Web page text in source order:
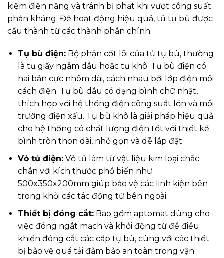
kiệm điện năng và tránh bị phạt khi vượt công suất
phản kháng. Để hoạt động hiệu quả, tủ tụ bù được
cấu thành từ các thành phần chính:
Tụ bù điện:Bộ phận cốt lõi của tủ tụ bù, thường
là tụ giấy ngâm dầu hoặc tụ khô. Tụ bù điện có
hai bản cực nhôm dài, cách nhau bởi lớp điện môi
cách điện. Tụ bù dầu có dạng bình chữ nhật,
thích hợp với hệ thống điện công suất lớn và môi
trường điện xấu. Tụ bù khô là giải pháp hiệu quả
cho hệ thống có chất lượng điện tốt với thiết kế
bình tròn thon dài, nhỏ gọn và dễ lắp đặt.
Vỏ tủ điện:Vỏ tủ làm từ vật liệu kim loại chắc
chắn với kích thước phổ biến như
500x350x200mm giúp bảo vệ các linh kiện bên
trong khỏi các tác động từ bên ngoài.
Thiết bị đóng cắt:Bao gồm aptomat dùng cho
việc đóng ngắt mạch và khởi động từ để điều
khiển đóng cắt các cấp tụ bù, cùng với các thiết
bị bảo vệ quá tải đảm bảo an toàn trong vận